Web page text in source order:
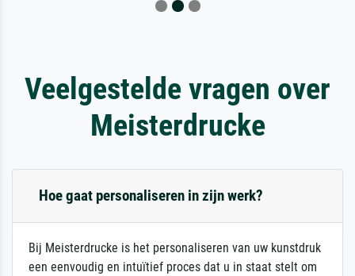
Veelgestelde vragen over
Meisterdrucke
Hoe gaat personaliseren in zijn werk?
Bij Meisterdrucke is het personaliseren van uw kunstdruk
een eenvoudig en intuïtief proces dat u in staat stelt om